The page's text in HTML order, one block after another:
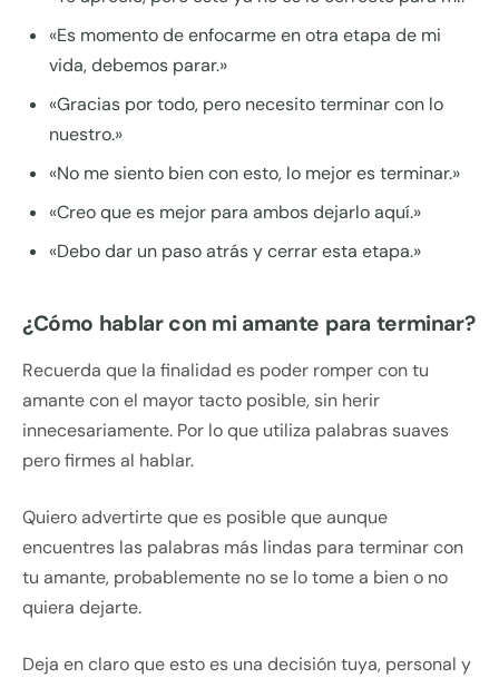
«Es momento de enfocarme en otra etapa de mi
vida, debemos parar.»
«Gracias por todo, pero necesito terminar con lo
nuestro.»
«No me siento bien con esto, lo mejor es terminar.»
«Creo que es mejor para ambos dejarlo aquí.»
«Debo dar un paso atrás y cerrar esta etapa.»
¿Cómo hablar con mi amante para terminar?
Recuerda que la finalidad es poder romper con tu
amante con el mayor tacto posible, sin herir
innecesariamente. Por lo que utiliza palabras suaves
pero firmes al hablar.
Quiero advertirte que es posible que aunque
encuentres las palabras más lindas para terminar con
tu amante, probablemente no se lo tome a bien o no
quiera dejarte.
Deja en claro que esto es una decisión tuya, personal y